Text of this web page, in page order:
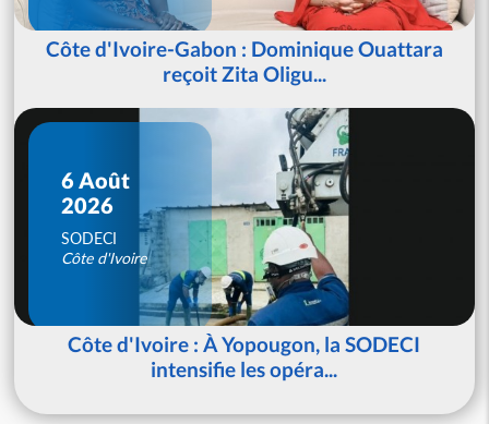
Côte d'Ivoire-Gabon : Dominique Ouattara
reçoit Zita Oligu...
6 Août
2026
SODECI
Côte d'Ivoire
Côte d'Ivoire : À Yopougon, la SODECI
intensifie les opéra...